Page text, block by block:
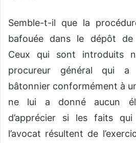
Semble-t-il que la
bafouée dans le dépôt de
Ceux qui sont introduits
procureur général qui a
bâtonnier conformément à
ne lui a donné aucun
d’apprécier si les faits
l’avocat résultent de